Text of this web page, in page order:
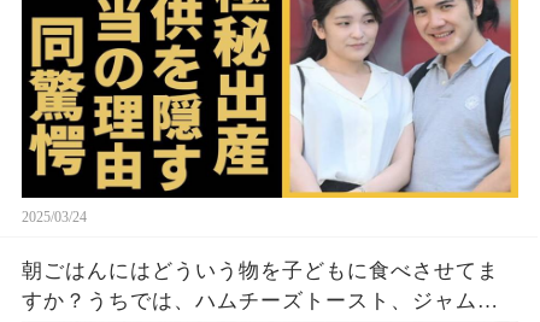
2025/03/24
朝ごはんにはどういう物を子どもに食べさせてま
すか？うちでは、ハムチーズトースト、ジャムト